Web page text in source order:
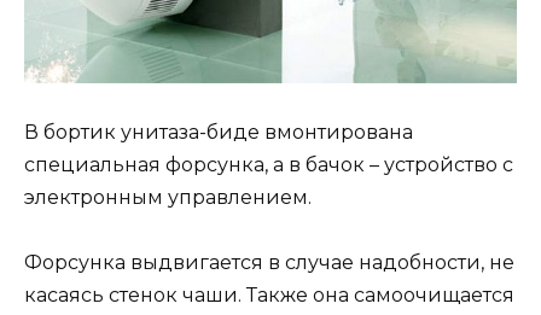
В бортик унитаза-биде вмонтирована
специальная форсунка, а в бачок – устройство с
электронным управлением.
Форсунка выдвигается в случае надобности, не
касаясь стенок чаши. Также она самоочищается